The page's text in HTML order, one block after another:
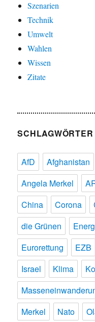
Szenarien
Technik
Umwelt
Wahlen
Wissen
Zitate
SCHLAGWÖRTER
AfD Afghanistan
Angela Merkel
China
Corona
die Grünen
Eurorettung
EZB
Israel
Klima
Merkel
Nato